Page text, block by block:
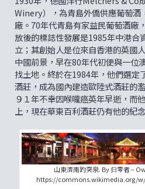
Winery），為青島外僑供應葡萄酒
廠。70年代青島有家益民葡萄酒廠
放後的標誌性發展是1985年中港合
立；其創始人是位來自香港的英國
中國前景，早在80年代初便與一位
找土地。終於在1984年，他們選定
酒莊，成為國內建造歐陸式酒莊的
９１年不幸因喉嚨癌英年早逝，而
上，現在華東百利酒莊仍有他的紀
山東濟南趵突泉. By 归零者 –
https://commons.wikimedia.org/w/